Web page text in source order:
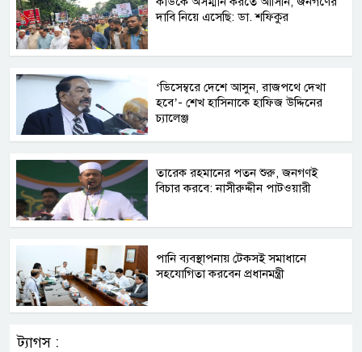
দাবি নিয়ে এসেছি: ডা. শফিকুর
‘ডিসেম্বরে দেশে আসুন, রাজপথে দেখা
হবে’- শেখ হাসিনাকে হাফিজ উদ্দিনের
চ্যালেঞ্জ
তারেক রহমানের পতন শুরু, জনগণই
বিচার করবে: নাসীরুদ্দীন পাটওয়ারী
পানি ব্যবস্থাপনায় টেকসই সমাধানে
সহযোগিতা করবেন প্রধানমন্ত্রী
ট্যাগস :